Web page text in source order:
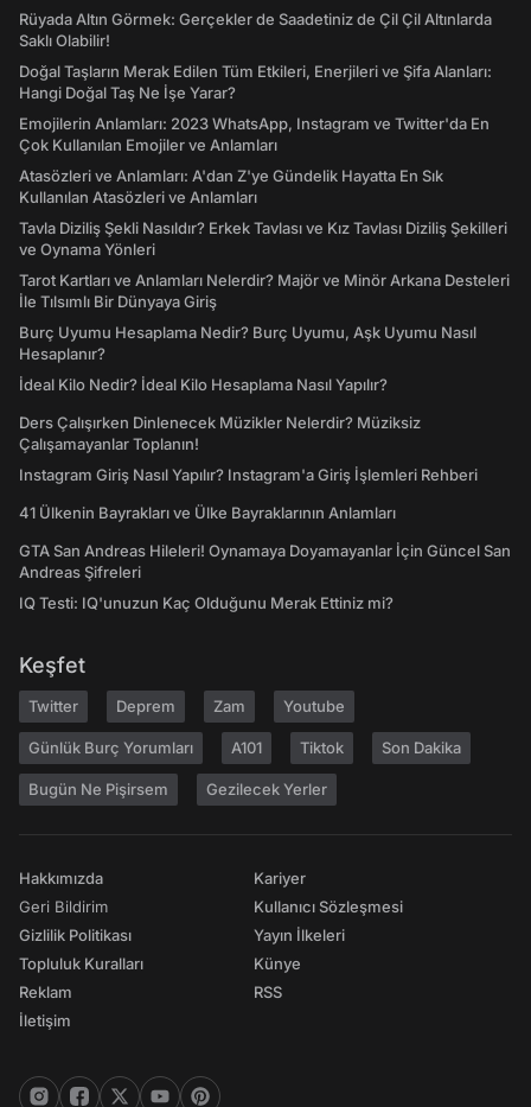
Rüyada Altın Görmek: Gerçekler de Saadetiniz de Çil Çil Altınlarda
Saklı Olabilir!
Doğal Taşların Merak Edilen Tüm Etkileri, Enerjileri ve Şifa Alanları:
Hangi Doğal Taş Ne İşe Yarar?
Emojilerin Anlamları: 2023 WhatsApp, Instagram ve Twitter'da En
Çok Kullanılan Emojiler ve Anlamları
Atasözleri ve Anlamları: A'dan Z'ye Gündelik Hayatta En Sık
Kullanılan Atasözleri ve Anlamları
Tavla Diziliş Şekli Nasıldır? Erkek Tavlası ve Kız Tavlası Diziliş Şekilleri
ve Oynama Yönleri
Tarot Kartları ve Anlamları Nelerdir? Majör ve Minör Arkana Desteleri
İle Tılsımlı Bir Dünyaya Giriş
Burç Uyumu Hesaplama Nedir? Burç Uyumu, Aşk Uyumu Nasıl
Hesaplanır?
İdeal Kilo Nedir? İdeal Kilo Hesaplama Nasıl Yapılır?
Ders Çalışırken Dinlenecek Müzikler Nelerdir? Müziksiz
Çalışamayanlar Toplanın!
Instagram Giriş Nasıl Yapılır? Instagram'a Giriş İşlemleri Rehberi
41 Ülkenin Bayrakları ve Ülke Bayraklarının Anlamları
GTA San Andreas Hileleri! Oynamaya Doyamayanlar İçin Güncel San
Andreas Şifreleri
IQ Testi: IQ'unuzun Kaç Olduğunu Merak Ettiniz mi?
Keşfet
Twitter Deprem Zam Youtube
Günlük Burç Yorumları A101 Tiktok Son Dakika
Bugün Ne Pişirsem Gezilecek Yerler
Hakkımızda
Geri Bildirim
Gizlilik Politikası
Topluluk Kuralları
Reklam
İletişim
Kariyer
Kullanıcı Sözleşmesi
Yayın İlkeleri
Künye
RSS